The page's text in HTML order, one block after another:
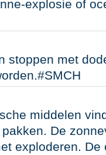
explosie of
stoppen met
middelen
De
exploderen. De